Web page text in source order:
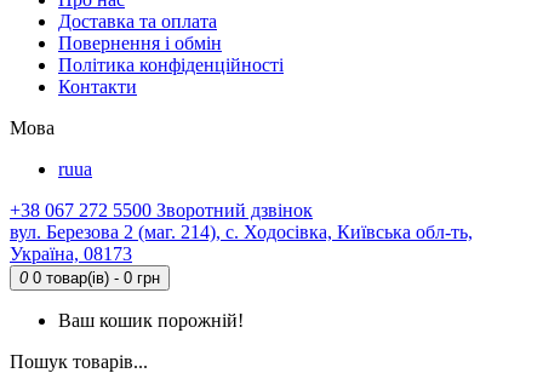
Доставка та оплата
Повернення і обмін
Політика конфіденційності
Контакти
Мова
ruua
+38 067 272 5500 Зворотний дзвінок
вул. Березова 2 (маг. 214), с. Ходосівка, Київська обл-ть,
Україна, 08173
0 0 товар(ів) - 0 грн
Ваш кошик порожній!
Пошук товарів...